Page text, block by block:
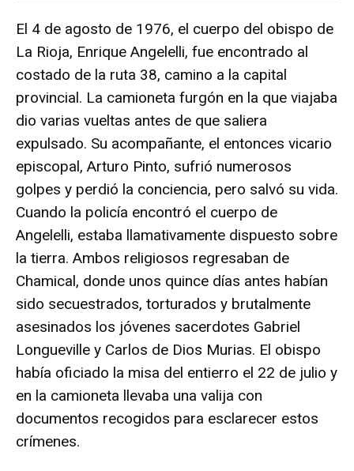
El 4 de agosto de 1976, el cuerpo del obispo de
La Rioja, Enrique Angelelli, fue encontrado al
costado de la ruta 38, camino a la capital
provincial. La camioneta furgón en la que viajaba
dio varias vueltas antes de que saliera
expulsado. Su acompañante, el entonces vicario
episcopal, Arturo Pinto, sufrió numerosos
golpes y perdió la conciencia, pero salvó su vida.
Cuando la policía encontró el cuerpo de
Angelelli, estaba llamativamente dispuesto sobre
la tierra. Ambos religiosos regresaban de
Chamical, donde unos quince días antes habían
sido secuestrados, torturados y brutalmente
asesinados los jóvenes sacerdotes Gabriel
Longueville y Carlos de Dios Murias. El obispo
había oficiado la misa del entierro el 22 de julio y
en la camioneta llevaba una valija con
documentos recogidos para esclarecer estos
crímenes.